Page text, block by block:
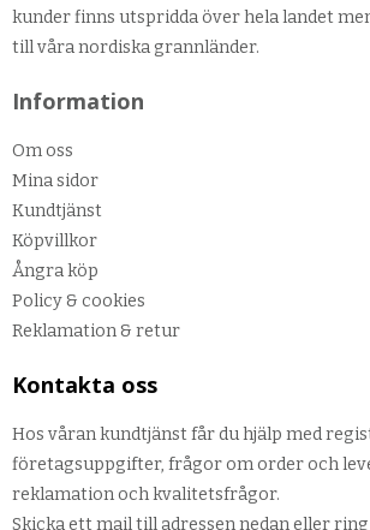
kunder finns utspridda över hela landet
till våra nordiska grannländer.
Information
Om oss
Mina sidor
Kundtjänst
Köpvillkor
Ångra köp
Policy & cookies
Reklamation & retur
Kontakta oss
Hos våran kundtjänst får du hjälp med
företagsuppgifter, frågor om order och
reklamation och kvalitetsfrågor.
Skicka ett mail till adressen nedan eller